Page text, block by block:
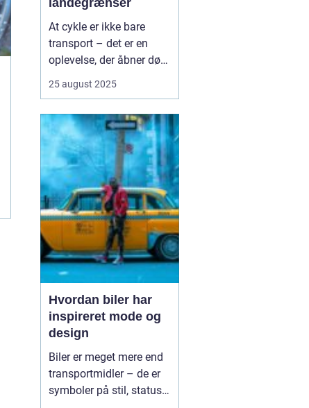
landegrænser
At cykle er ikke bare
transport – det er en
oplevelse, der åbner døre
landskaber og møder
flere vælger at tage
cyklen med på ferien, og
det giver en helt særlig
fri...
25 august 2025
Hvordan biler har
inspireret mode og
design
Biler er meget mere end
transportmidler – de er
symboler på stil, status